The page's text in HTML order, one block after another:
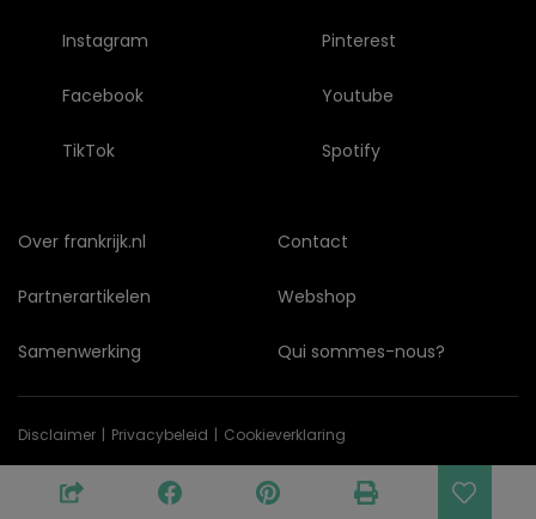
Instagram
Facebook
TikTok
Pinterest
Youtube
Spotify
Over frankrijk.nl
Partnerartikelen
Samenwerking
Contact
Webshop
Qui sommes-nous?
© Copyright 2026 frankrijk.nl
Disclaimer Privacybeleid Cookieverklaring